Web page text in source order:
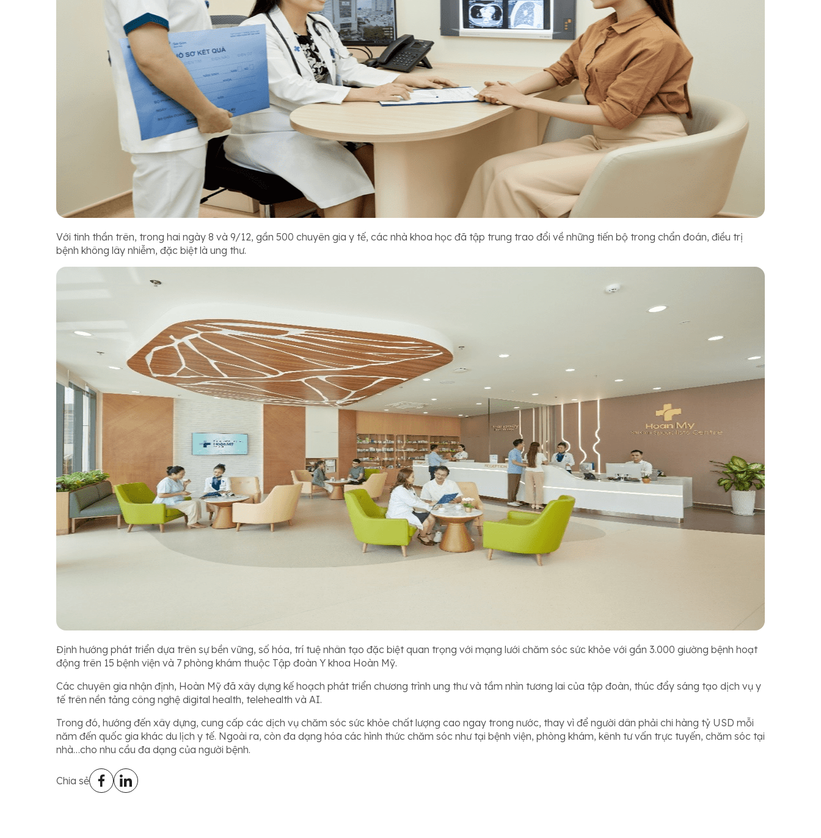
Với tinh thần trên, trong hai ngày 8 và 9/12, gần 500 chuyên gia y tế, các nhà khoa học đã tập trung trao đổi về những tiến bộ trong chẩn đoán, điều trị
bệnh không lây nhiễm, đặc biệt là ung thư.
Định hướng phát triển dựa trên sự bền vững, số hóa, trí tuệ nhân tạo đặc biệt quan trọng với mạng lưới chăm sóc sức khỏe với gần 3.000 giường bệnh hoạt
động trên 15 bệnh viện và 7 phòng khám thuộc Tập đoàn Y khoa Hoàn Mỹ.
Các chuyên gia nhận định, Hoàn Mỹ đã xây dựng kế hoạch phát triển chương trình ung thư và tầm nhìn tương lai của tập đoàn, thúc đẩy sáng tạo dịch vụ y
tế trên nền tảng công nghệ digital health, telehealth và AI.
Trong đó, hướng đến xây dựng, cung cấp các dịch vụ chăm sóc sức khỏe chất lượng cao ngay trong nước, thay vì để người dân phải chi hàng tỷ USD mỗi
năm đến quốc gia khác du lịch y tế. Ngoài ra, còn đa dạng hóa các hình thức chăm sóc như tại bệnh viện, phòng khám, kênh tư vấn trực tuyến, chăm sóc tại
nhà…cho nhu cầu đa dạng của người bệnh.
Chia sẻ